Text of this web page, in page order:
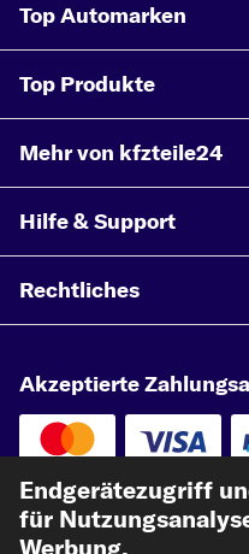
Top Automarken
Top Produkte
Mehr von kfzteile24
Hilfe & Support
Rechtliches
Akzeptierte
Unsere
Endgerätezugriff
für
Werbung.